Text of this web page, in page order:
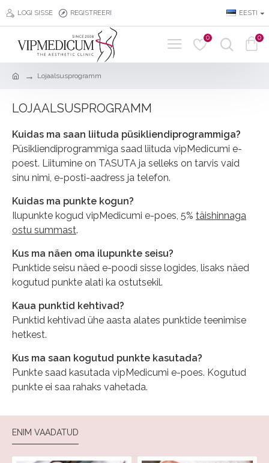
LOGI SISSE REGISTREERI EESTI
0 0
Lojaalsusprogramm
LOJAALSUSPROGRAMM
Kuidas ma saan liituda püsikliendiprogrammiga?
Püsikliendiprogrammiga saad liituda vipMedicumi e-
poest. Liitumine on TASUTA ja selleks on tarvis vaid
sinu nimi, e-posti-aadress ja telefon.
Kuidas ma punkte kogun?
Ilupunkte kogud vipMedicumi e-poes, 5% täishinnaga
ostu summast.
Kus ma näen oma ilupunkte seisu?
Punktide seisu näed e-poodi sisse logides, lisaks näed
kogutud punkte alati ka ostutsekil.
Kaua punktid kehtivad?
Punktid kehtivad ühe aasta alates punktide teenimise
hetkest.
Kus ma saan kogutud punkte kasutada?
Punkte saad kasutada vipMedicumi e-poes. Kogutud
punkte ei saa rahaks vahetada.
ENIM VAADATUD